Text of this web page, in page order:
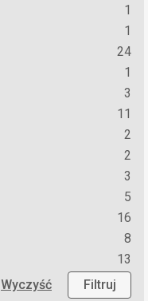
1
1
24
1
3
11
2
2
3
5
16
8
13
Wyczyść
Filtruj